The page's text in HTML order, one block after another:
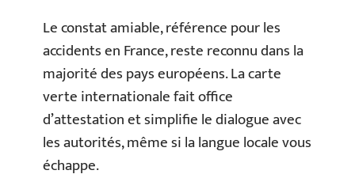
Le constat amiable, référence pour les
accidents en France, reste reconnu dans la
majorité des pays européens. La carte
verte internationale fait office
d’attestation et simplifie le dialogue avec
les autorités, même si la langue locale vous
échappe.